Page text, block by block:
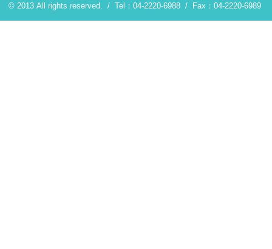
© 2013 All rights reserved. / Tel：04-2220-6988 / Fax：04-2220-6989